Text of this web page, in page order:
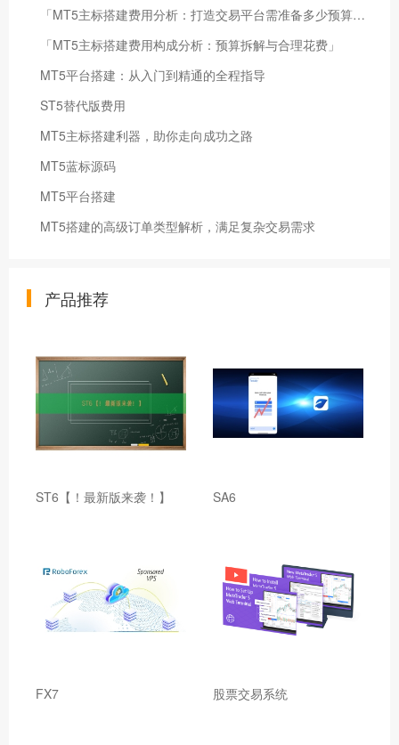
「MT5主标搭建费用分析：打造交易平台需准备多少预算？」
「MT5主标搭建费用构成分析：预算拆解与合理花费」
MT5平台搭建：从入门到精通的全程指导
ST5替代版费用
MT5主标搭建利器，助你走向成功之路
MT5蓝标源码
MT5平台搭建
MT5搭建的高级订单类型解析，满足复杂交易需求
产品推荐
ST6【！最新版来袭！】 SA6
FX7 股票交易系统